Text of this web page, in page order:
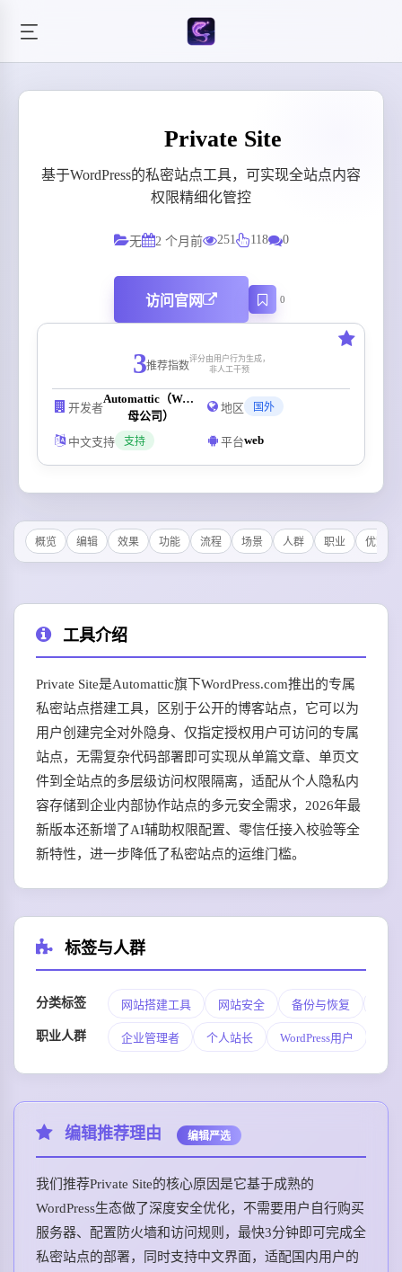
Private Site
基于WordPress的私密站点工具，可实现全站点内容
权限精细化管控
无 2 个月前 251 118 0
访问官网 0
3推荐指数
评分由用户行为生成，
非人工干预
开发者
Automattic（WordPress
母公司）
地区 国外
中文支持 支持 平台web
概览 编辑 效果 功能 流程 场景 人群 职业 优势
工具介绍
Private Site是Automattic旗下WordPress.com推出的专属
私密站点搭建工具，区别于公开的博客站点，它可以为
用户创建完全对外隐身、仅指定授权用户可访问的专属
站点，无需复杂代码部署即可实现从单篇文章、单页文
件到全站点的多层级访问权限隔离，适配从个人隐私内
容存储到企业内部协作站点的多元安全需求，2026年最
新版本还新增了AI辅助权限配置、零信任接入校验等全
新特性，进一步降低了私密站点的运维门槛。
标签与人群
分类标签 网站搭建工具 网站安全 备份与恢复
职业人群 企业管理者 个人站长 WordPress用户
编辑推荐理由 编辑严选
我们推荐Private Site的核心原因是它基于成熟的
WordPress生态做了深度安全优化，不需要用户自行购买
服务器、配置防火墙和访问规则，最快3分钟即可完成全
私密站点的部署，同时支持中文界面，适配国内用户的